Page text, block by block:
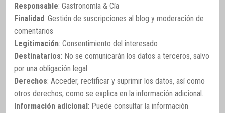
Responsable: Gastronomía & Cía
Finalidad: Gestión de suscripciones al blog y moderación de
comentarios
Legitimación: Consentimiento del interesado
Destinatarios: No se comunicarán los datos a terceros, salvo
por una obligación legal.
Derechos: Acceder, rectificar y suprimir los datos, así como
otros derechos, como se explica en la información adicional.
Información adicional: Puede consultar la información